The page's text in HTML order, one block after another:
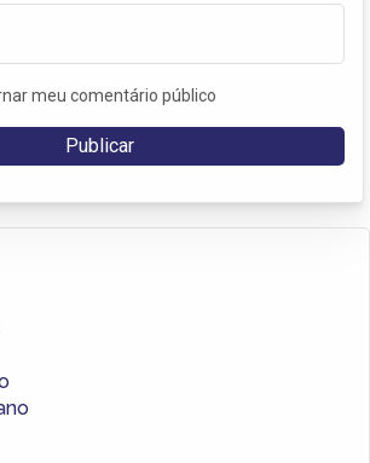
meu comentário público